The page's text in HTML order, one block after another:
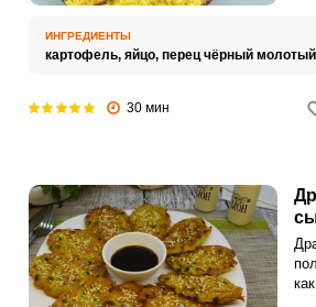
ИНГРЕДИЕНТЫ
картофель, яйцо, перец чёрный
30 мин